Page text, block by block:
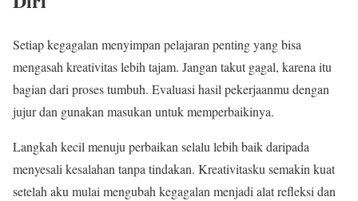
Setiap kegagalan menyimpan pelajaran penting yang bisa
mengasah kreativitas lebih tajam. Jangan takut gagal, karena itu
bagian dari proses tumbuh. Evaluasi hasil pekerjaanmu dengan
jujur dan gunakan masukan untuk memperbaikinya.
Langkah kecil menuju perbaikan selalu lebih baik daripada
menyesali kesalahan tanpa tindakan. Kreativitasku semakin kuat
setelah aku mulai mengubah kegagalan menjadi alat refleksi dan